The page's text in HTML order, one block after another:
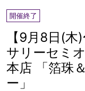
開催終了
【9月8日(
サリーセミ
本店 「箔珠
ー」